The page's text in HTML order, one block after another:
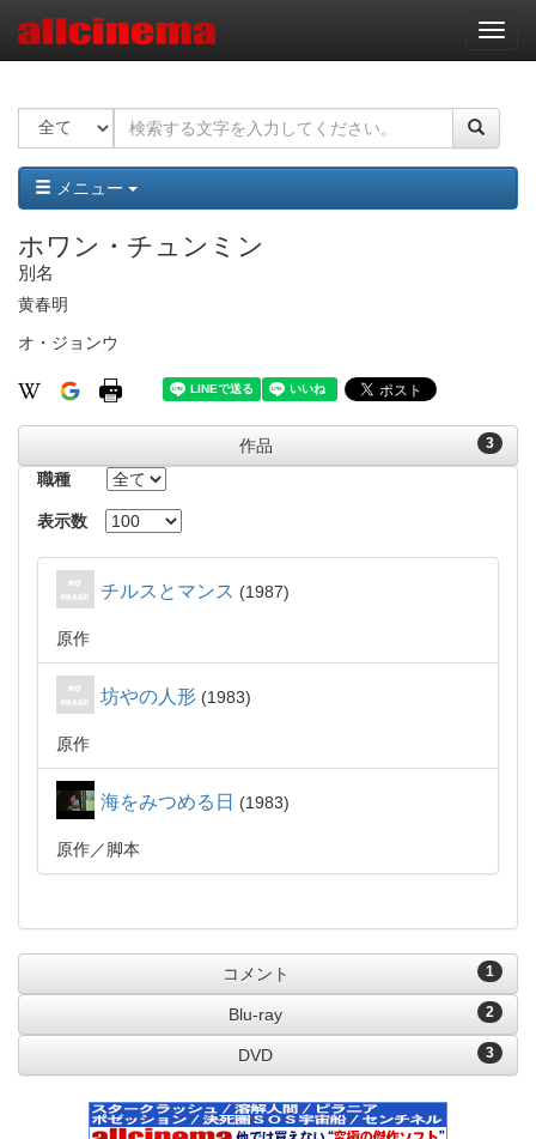
ナ
ビ
ー
ョ
ン
メニュー
ホワン・チュンミン
別名
黄春明
オ・ジョンウ
3
作品
職種
表示数
チルスとマンス 1987
原作
坊やの人形 1983
原作
海をみつめる日 1983
原作 脚本
1
コメント
2
Blu-ray
3
DVD